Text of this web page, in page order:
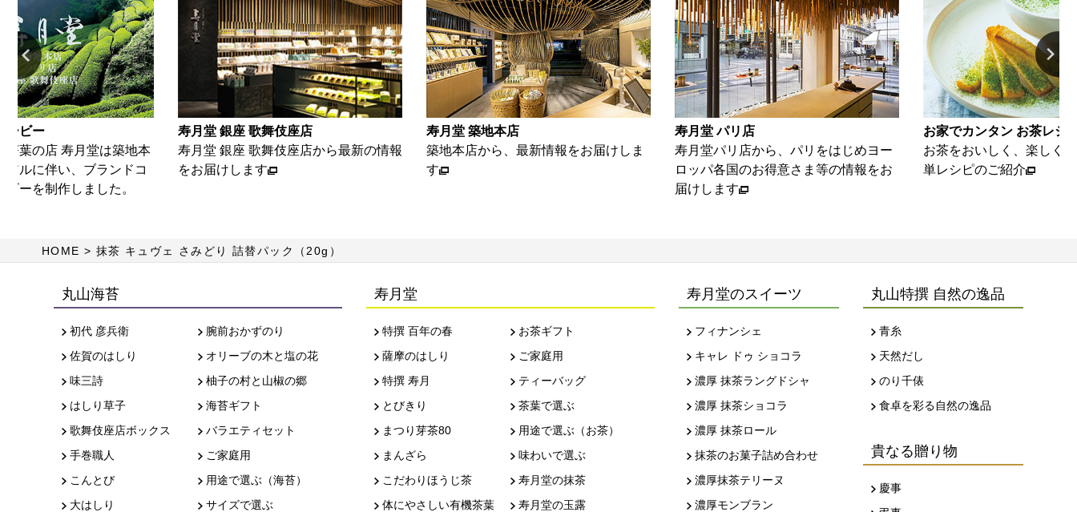
ービー
茶葉の店 寿月堂は築地本
アルに伴い、ブランドコ
ビーを制作しました。
寿月堂 銀座 歌舞伎座店
寿月堂 銀座 歌舞伎座店から最新の情報
をお届けします
寿月堂 築地本店
築地本店から、最新情報をお届けしま
す
寿月堂 パリ店
寿月堂パリ店から、パリをはじめヨー
ロッパ各国のお得意さま等の情報をお
届けします
お家でカンタン お茶レシ
お茶をおいしく、楽しく
単レシピのご紹介
HOME 抹茶 キュヴェ さみどり 詰替パック（20g）
丸山海苔
初代 彦兵衛
佐賀のはしり
味三詩
はしり草子
歌舞伎座店ボックス
手巻職人
こんとび
大はしり
腕前おかずのり
オリーブの木と塩の花
柚子の村と山椒の郷
海苔ギフト
バラエティセット
ご家庭用
用途で選ぶ（海苔）
サイズで選ぶ
寿月堂
特撰 百年の春
薩摩のはしり
特撰 寿月
とびきり
まつり芽茶80
まんざら
こだわりほうじ茶
体にやさしい有機茶葉
お茶ギフト
ご家庭用
ティーバッグ
茶葉で選ぶ
用途で選ぶ（お茶）
味わいで選ぶ
寿月堂の抹茶
寿月堂の玉露
寿月堂のスイーツ
フィナンシェ
キャレ ドゥ ショコラ
濃厚 抹茶ラングドシャ
濃厚 抹茶ショコラ
濃厚 抹茶ロール
抹茶のお菓子詰め合わせ
濃厚抹茶テリーヌ
濃厚モンブラン
丸山特撰 自然の逸品
青糸
天然だし
のり千俵
食卓を彩る自然の逸品
貴なる贈り物
慶事